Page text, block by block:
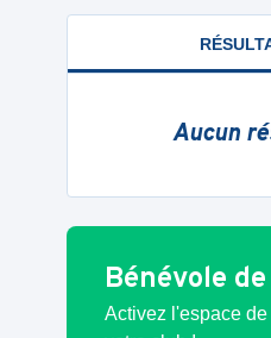
Aucun
Bénévole
Activez l'espace